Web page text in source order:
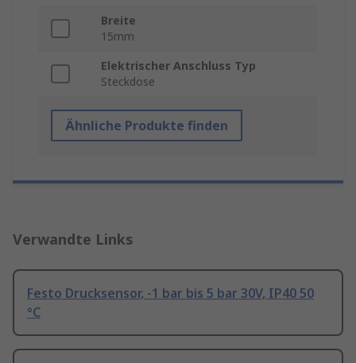
Breite
15mm
Elektrischer Anschluss Typ
Steckdose
Ähnliche Produkte finden
Verwandte Links
Festo Drucksensor, -1 bar bis 5 bar 30V, IP40 50
°C